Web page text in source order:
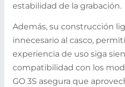
estabilidad de la grabación.
Además, su construcción
innecesario al casco,
experiencia de uso siga
compatibilidad con los
GO 3S asegura que